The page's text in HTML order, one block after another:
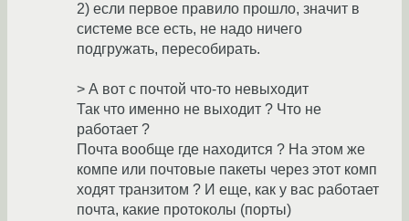
2) если первое правило прошло, значит в
системе все есть, не надо ничего
подгружать, пересобирать.
> А вот с почтой что-то невыходит
Так что именно не выходит ? Что не
работает ?
Почта вообще где находится ? На этом же
компе или почтовые пакеты через этот комп
ходят транзитом ? И еще, как у вас работает
почта, какие протоколы (порты)